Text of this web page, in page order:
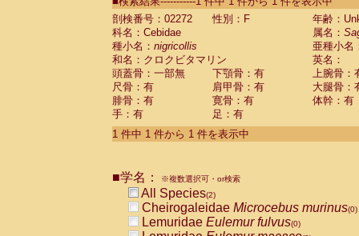
CebidaeSaguinus labiatus(0)
Cebidae Saguinus leucopus (0)
Cebidae
CebidaeSaguinus mystax
CebidaeSaguinus nigricollis (1)
Cebidae Saguinus oedipus
Cebidae Saguinus weddelli
Cebidae Saguinusspp.
Cebidae Aotus trivirgatus
Cebidae Cebus albifrons
CebidaeCebus nigrivittatus
CebidaeCebus
CebidaeSaimiri boliviensis(0)
CebidaeSaimiri sciureus(0)
剖検番号：02272
性別：F
年齢：
科名：Cebidae
属名：
種小名： nigricollis
亜種小名
和名：クロクビタマリン
英名：
頭蓋骨：一部無
下顎骨：有
上腕骨：
尺骨：有
肩甲骨：有
大腿骨：
腓骨：有
寛骨：有
体幹：有
手：有
足：有
1 件中 1 件から 1 件を表示中
■学名： ※複数選択可・or検索
All Species(2)
Cheirogaleidae Microcebus murinus(0)
Lemuridae Eulemur fulvus(0)